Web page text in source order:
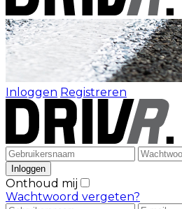
Inloggen Registreren
Onthoud mij
Wachtwoord vergeten?